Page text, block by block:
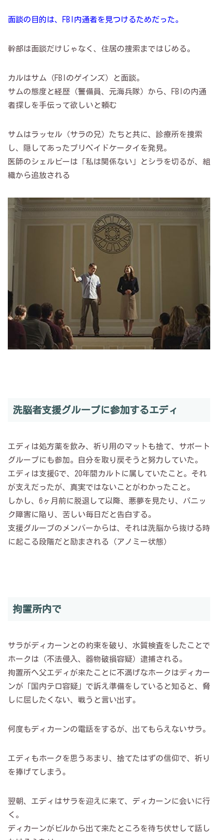
面談の目的は、FBI内通者を見つけるためだった。
幹部は面談だけじゃなく、住居の捜索まではじめる。
カルはサム（FBIのゲインズ）と面談。
サムの態度と経歴（警備員、元海兵隊）から、FBIの内通
者探しを手伝って欲しいと頼む
サムはラッセル（サラの兄）たちと共に、診療所を捜索
し、隠してあったプリペイドケータイを発見。
医師のシェルビーは「私は関係ない」とシラを切るが、組
織から追放される
洗脳者支援グループに参加するエディ
エディは処方薬を飲み、祈り用のマットも捨て、サポート
グループにも参加。自分を取り戻そうと努力していた。
エディは支援Gで、20年間カルトに属していたこと。それ
が支えだったが、真実ではないことがわかったこと。
しかし、6ヶ月前に脱退して以降、悪夢を見たり、パニッ
ク障害に陥り、苦しい毎日だと告白する。
支援グループのメンバーからは、それは洗脳から抜ける時
に起こる段階だと励まされる（アノミー状態）
拘置所内で
サラがディカーンとの約束を破り、水質検査をしたことで
ホークは（不法侵入、器物破損容疑）逮捕される。
拘置所へ父エディが来たことに不満げなホークはディカー
ンが「国内テロ容疑」で訴え準備をしていると知ると、脅
しに屈したくない、戦うと言い出す。
何度もディカーンの電話をするが、出てもらえないサラ。
エディもホークを思うあまり、捨てたはずの信仰で、祈り
を捧げてしまう。
翌朝、エディはサラを迎えに来て、ディカーンに会いに行
く。
ディカーンがビルから出て来たところを待ち伏せして話し